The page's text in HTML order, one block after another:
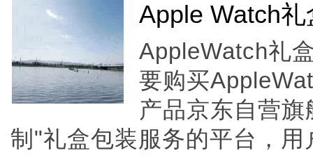
Apple Watch
AppleWatch礼
要购买
产品京东自营
制"礼盒包装服务的平台，用